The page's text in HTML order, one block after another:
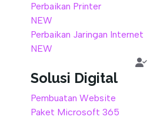
Perbaikan Printer
NEW
Perbaikan Jaringan Internet
NEW
Solusi Digital
Pembuatan Website
Paket Microsoft 365